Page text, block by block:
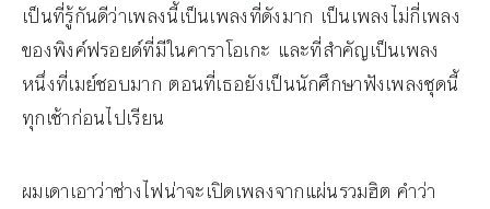
เป็นที่รู้กันดีว่าเพลงนี้เป็นเพลงที่ดังมาก เป็นเพลงไม่กี่เพลง
ของพิงค์ฟรอยด์ที่มีในคาราโอเกะ และที่สำคัญเป็นเพลง
หนึ่งที่เมย์ชอบมาก ตอนที่เธอยังเป็นนักศึกษาฟังเพลงชุดนี้
ทุกเช้าก่อนไปเรียน
ผมเดาเอาว่าช่างไฟน่าจะเปิดเพลงจากแผ่นรวมฮิต คำว่า